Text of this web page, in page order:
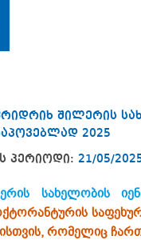
შილერის
2025
პერიოდი: 21/05/
სახელობის
რომელიც